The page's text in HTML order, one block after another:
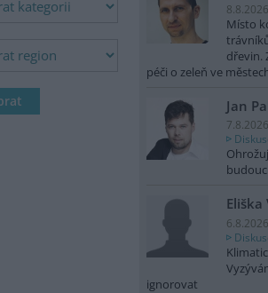
8.8.2026
Místo
dřevin.
péči o zeleň ve
Jan
7.8.2026
Eliška
6.8.2026
ignorovat